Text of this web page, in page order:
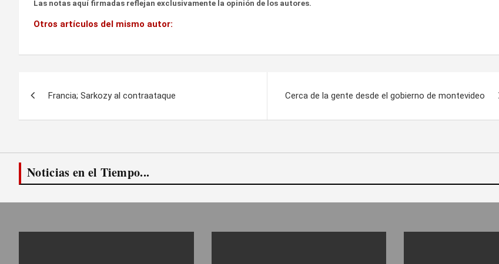
Las notas aquí firmadas reflejan exclusivamente la opinión de los autores.
Otros artículos del mismo autor:
Francia; Sarkozy al contraataque Cerca de la gente desde el gobierno de montevideo
Noticias en el Tiempo...